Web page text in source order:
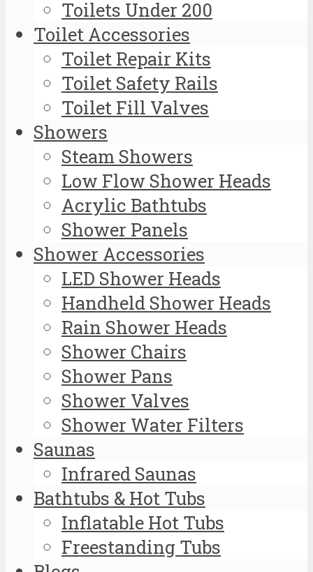
Toilets Under 200
Toilet Accessories
Toilet Repair Kits
Toilet Safety Rails
Toilet Fill Valves
Showers
Steam Showers
Low Flow Shower Heads
Acrylic Bathtubs
Shower Panels
Shower Accessories
LED Shower Heads
Handheld Shower Heads
Rain Shower Heads
Shower Chairs
Shower Pans
Shower Valves
Shower Water Filters
Saunas
Infrared Saunas
Bathtubs & Hot Tubs
Inflatable Hot Tubs
Freestanding Tubs